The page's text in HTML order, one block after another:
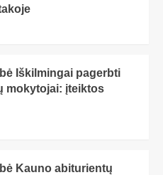
Iškilmingai pagerbti
mokytojai: įteiktos
Kauno abiturientų